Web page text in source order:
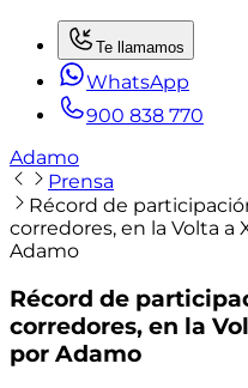
Te llamamos
WhatsApp
900 838 770
Adamo
Prensa
Récord de
corredores, en la Volta
Adamo
Récord de
corredores, en la
por Adamo